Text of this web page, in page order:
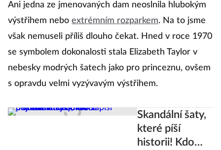
Ani jedna ze jmenovaných dam neoslnila hlubokým
výstřihem nebo extrémním rozparkem. Na to jsme
však nemuseli příliš dlouho čekat. Hned v roce 1970
se symbolem dokonalosti stala Elizabeth Taylor v
nebesky modrých šatech jako pro princeznu, ovšem
s opravdu velmi vyzývavým výstřihem.
Skandální šaty,
které píší
historii! Kdo